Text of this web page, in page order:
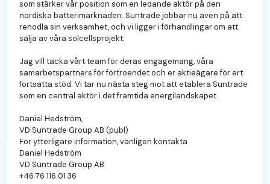
som stärker vår position som en ledande aktör på den
nordiska batterimarknaden. Suntrade jobbar nu även på att
renodla sin verksamhet, och vi ligger i förhandlingar om att
sälja av våra solcellsprojekt.
Jag vill tacka vårt team för deras engagemang, våra
samarbetspartners för förtroendet och er aktieägare för ert
fortsatta stöd. Vi tar nu nästa steg mot att etablera Suntrade
som en central aktör i det framtida energilandskapet.
Daniel Hedström,
VD Suntrade Group AB (publ)
För ytterligare information, vänligen kontakta
Daniel Hedström
VD Suntrade Group AB
+46 76 116 01 36